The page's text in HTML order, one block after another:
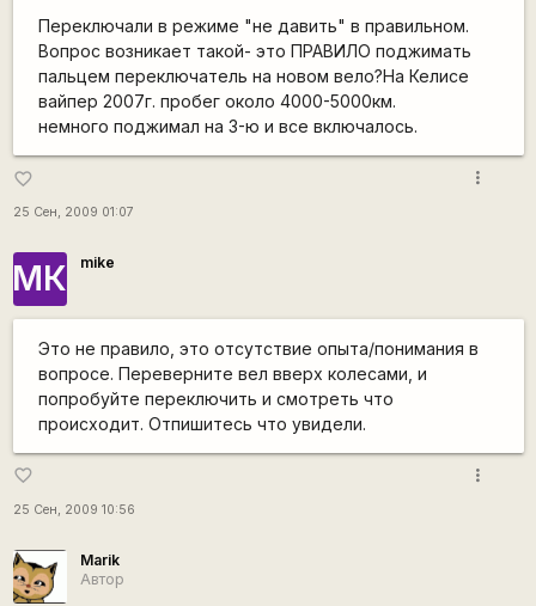
Переключали в режиме "не давить" в правильном.
Вопрос возникает такой- это ПРАВИЛО поджимать
пальцем переключатель на новом вело?На Келисе
вайпер 2007г. пробег около 4000-5000км.
немного поджимал на 3-ю и все включалось.
favorite_border
25 Сен, 2009 01:07
more_vert
МК mike
Это не правило, это отсутствие опыта/понимания в
вопросе. Переверните вел вверх колесами, и
попробуйте переключить и смотреть что
происходит. Отпишитесь что увидели.
favorite_border
25 Сен, 2009 10:56
more_vert
Marik
Автор